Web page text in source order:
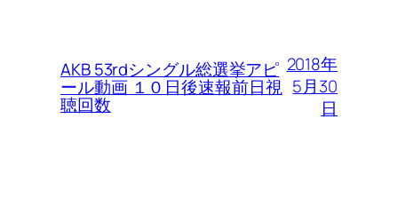
AKB 53rdシングル総選挙アピ
ール動画 １０日後速報前日視
聴回数
2018年
5月30
日